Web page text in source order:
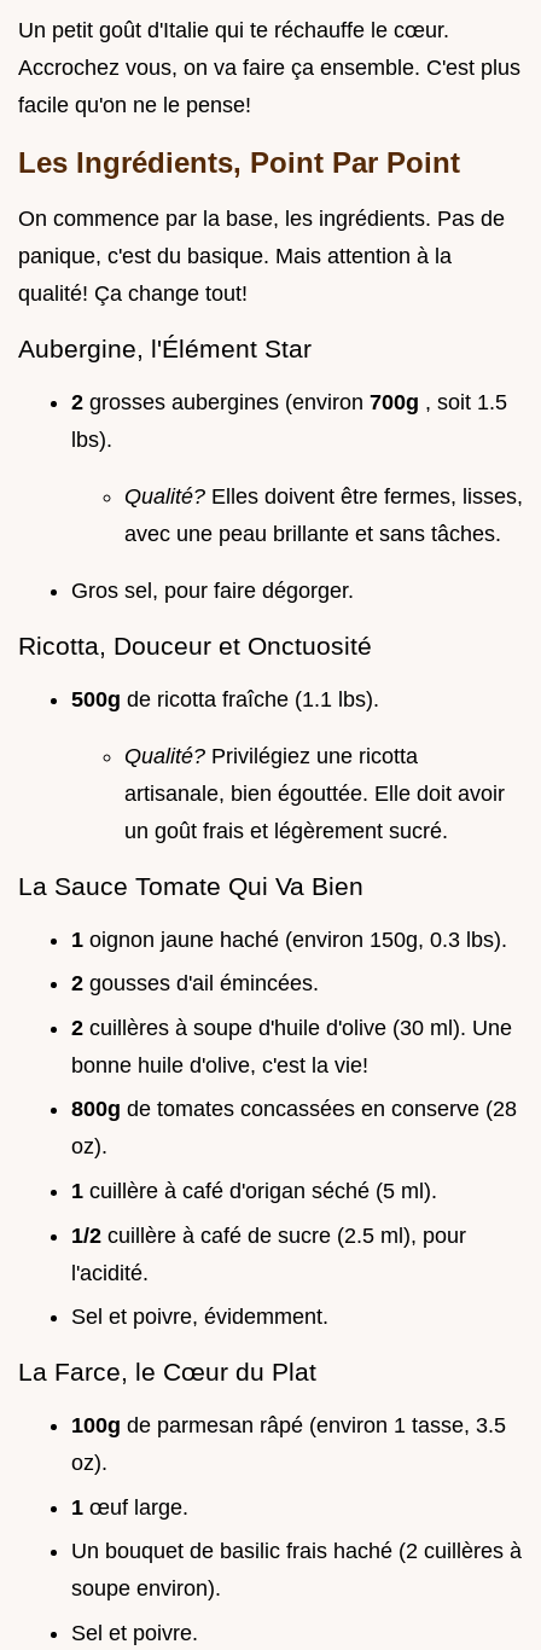
Un petit goût d'Italie qui te réchauffe le cœur.
Accrochez vous, on va faire ça ensemble. C'est plus
facile qu'on ne le pense!
Les Ingrédients, Point Par Point
On commence par la base, les ingrédients. Pas de
panique, c'est du basique. Mais attention à la
qualité! Ça change tout!
Aubergine, l'Élément Star
2 grosses aubergines (environ 700g , soit 1.5
lbs).
Qualité? Elles doivent être fermes, lisses,
avec une peau brillante et sans tâches.
Gros sel, pour faire dégorger.
Ricotta, Douceur et Onctuosité
500g de ricotta fraîche (1.1 lbs).
Qualité? Privilégiez une ricotta
artisanale, bien égouttée. Elle doit avoir
un goût frais et légèrement sucré.
La Sauce Tomate Qui Va Bien
1 oignon jaune haché (environ 150g, 0.3 lbs).
2 gousses d'ail émincées.
2 cuillères à soupe d'huile d'olive (30 ml). Une
bonne huile d'olive, c'est la vie!
800g de tomates concassées en conserve (28
oz).
1 cuillère à café d'origan séché (5 ml).
1/2 cuillère à café de sucre (2.5 ml), pour
l'acidité.
Sel et poivre, évidemment.
La Farce, le Cœur du Plat
100g de parmesan râpé (environ 1 tasse, 3.5
oz).
1 œuf large.
Un bouquet de basilic frais haché (2 cuillères à
soupe environ).
Sel et poivre.